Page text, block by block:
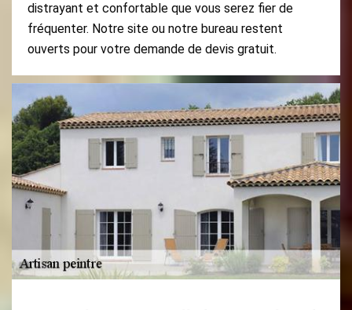
distrayant et confortable que vous serez fier de
fréquenter. Notre site ou notre bureau restent
ouverts pour votre demande de devis gratuit.